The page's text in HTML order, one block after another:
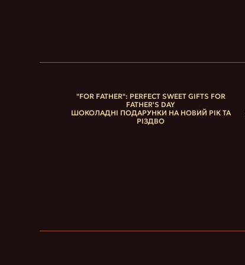
"FOR FATHER": PERFECT SWEET GIFTS FOR
FATHER'S DAY
ШОКОЛАДНІ ПОДАРУНКИ НА НОВИЙ РІК ТА
РІЗДВО